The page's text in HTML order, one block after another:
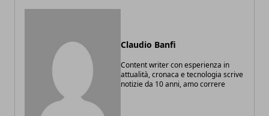
Claudio Banfi
Content writer con esperienza in
attualità, cronaca e tecnologia scrive
notizie da 10 anni, amo correre